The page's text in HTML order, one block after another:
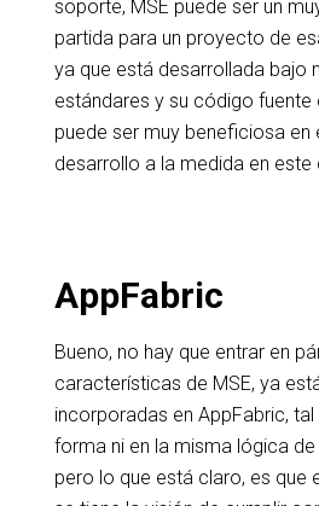
soporte, MSE puede ser un
partida para un proyecto de
ya que está desarrollada bajo
estándares y su código fuente
puede ser muy beneficiosa en
desarrollo a la medida en este
AppFabric
Bueno, no hay que entrar en
características de MSE, ya
incorporadas en AppFabric,
forma ni en la misma lógica
pero lo que está claro, es que